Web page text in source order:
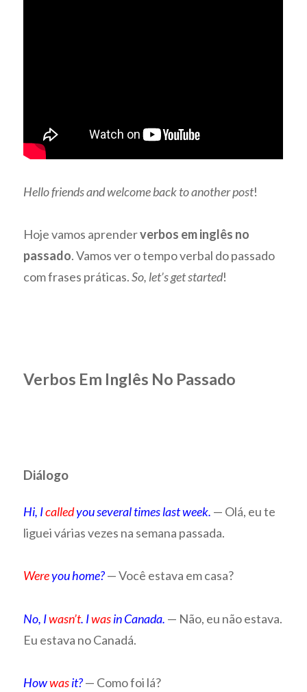
Hello friends and welcome back to another post!
Hoje vamos aprenderverbos em inglês no
passado. Vamos ver o tempo verbal do passado
com frases práticas.So, let’s get started!
Verbos Em Inglês No Passado
Diálogo
Hi, Icalledyou several times last week. — Olá, eu te
liguei várias vezes na semana passada.
Wereyou home?— Você estava em casa?
No, Iwasn’t. Iwasin Canada. — Não, eu não estava.
Eu estava no Canadá.
Howwasit?— Como foi lá?